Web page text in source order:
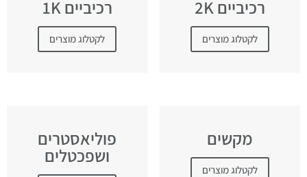
רכיביים 2K
לקטלוג מוצרים
רכיביים 1K
לקטלוג מוצרים
מקשים
לקטלוג מוצרים
פוליאסטרים
ושפכטלים